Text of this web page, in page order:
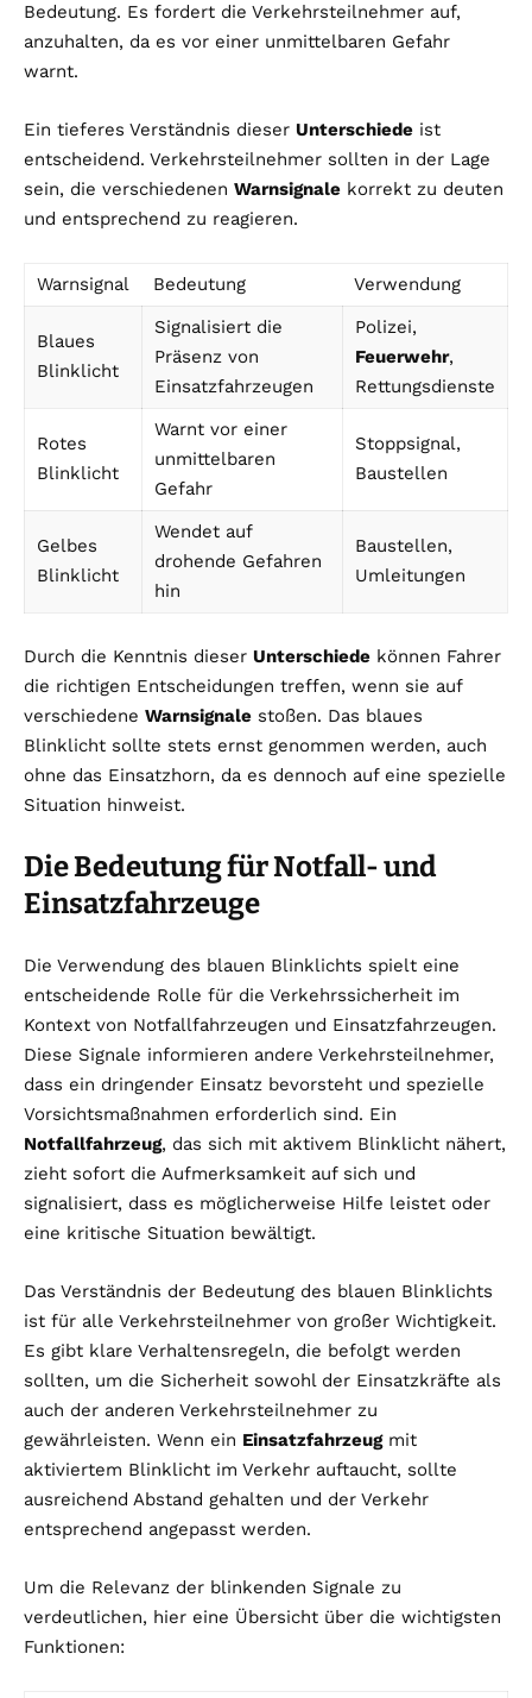
Bedeutung. Es fordert die Verkehrsteilnehmer auf,
anzuhalten, da es vor einer unmittelbaren Gefahr
warnt.
Ein tieferes Verständnis dieser Unterschiede ist
entscheidend. Verkehrsteilnehmer sollten in der Lage
sein, die verschiedenen Warnsignale korrekt zu deuten
und entsprechend zu reagieren.
Warnsignal Bedeutung Verwendung
Blaues
Blinklicht
Signalisiert die
Präsenz von
Einsatzfahrzeugen
Polizei,
Feuerwehr,
Rettungsdienste
Rotes
Blinklicht
Warnt vor einer
unmittelbaren
Gefahr
Stoppsignal,
Baustellen
Gelbes
Blinklicht
Wendet auf
drohende Gefahren
hin
Baustellen,
Umleitungen
Durch die Kenntnis dieser Unterschiede können Fahrer
die richtigen Entscheidungen treffen, wenn sie auf
verschiedene Warnsignale stoßen. Das blaues
Blinklicht sollte stets ernst genommen werden, auch
ohne das Einsatzhorn, da es dennoch auf eine spezielle
Situation hinweist.
Die Bedeutung für Notfall- und
Einsatzfahrzeuge
Die Verwendung des blauen Blinklichts spielt eine
entscheidende Rolle für die Verkehrssicherheit im
Kontext von Notfallfahrzeugen und Einsatzfahrzeugen.
Diese Signale informieren andere Verkehrsteilnehmer,
dass ein dringender Einsatz bevorsteht und spezielle
Vorsichtsmaßnahmen erforderlich sind. Ein
Notfallfahrzeug, das sich mit aktivem Blinklicht nähert,
zieht sofort die Aufmerksamkeit auf sich und
signalisiert, dass es möglicherweise Hilfe leistet oder
eine kritische Situation bewältigt.
Das Verständnis der Bedeutung des blauen Blinklichts
ist für alle Verkehrsteilnehmer von großer Wichtigkeit.
Es gibt klare Verhaltensregeln, die befolgt werden
sollten, um die Sicherheit sowohl der Einsatzkräfte als
auch der anderen Verkehrsteilnehmer zu
gewährleisten. Wenn ein Einsatzfahrzeugmit
aktiviertem Blinklicht im Verkehr auftaucht, sollte
ausreichend Abstand gehalten und der Verkehr
entsprechend angepasst werden.
Um die Relevanz der blinkenden Signale zu
verdeutlichen, hier eine Übersicht über die wichtigsten
Funktionen: